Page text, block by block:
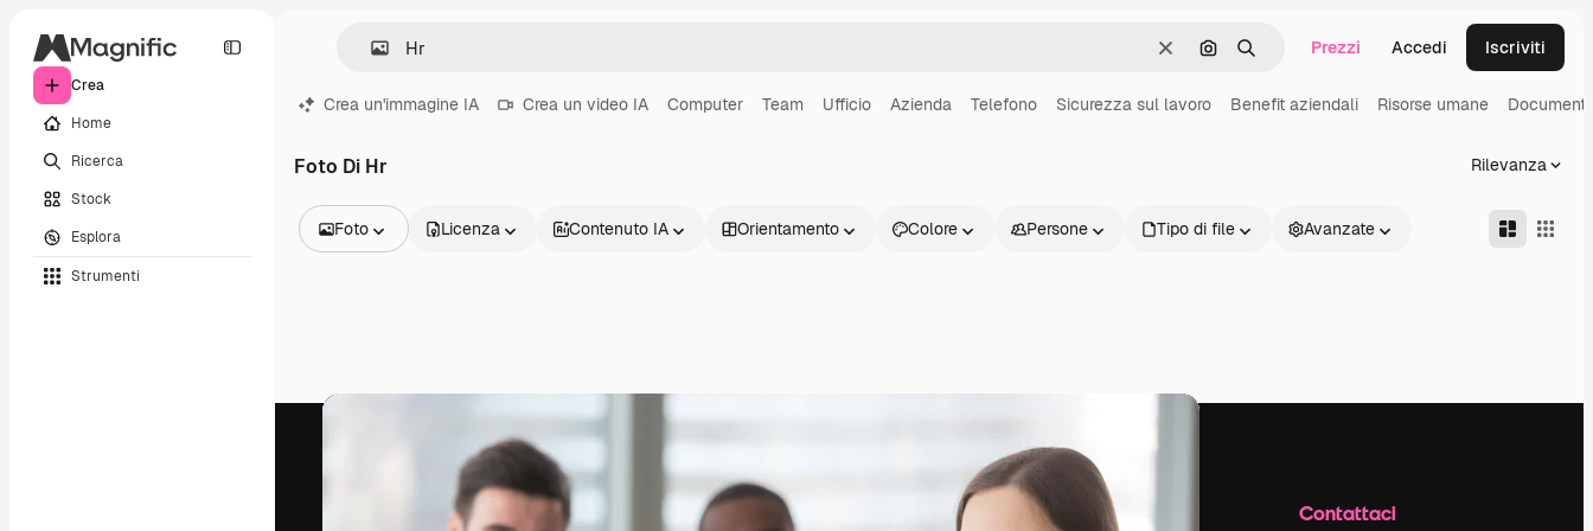
Crea
Home
Ricerca
Stock
Esplora
Strumenti
CancellaCerca per immagine
Ricerca Prezzi Accedi Iscriviti
Crea un'immagine IA Crea un video IA Computer Team Ufficio Azienda Telefono Sicurezza sul lavoro Benefit aziendali Risorse umane Documenti
Foto Di Hr Rilevanza
Foto
Video
Licenza Contenuto IA Orientamento Colore Persone Tipo di file Avanzate
Prodotti Inizia Azienda Contattaci